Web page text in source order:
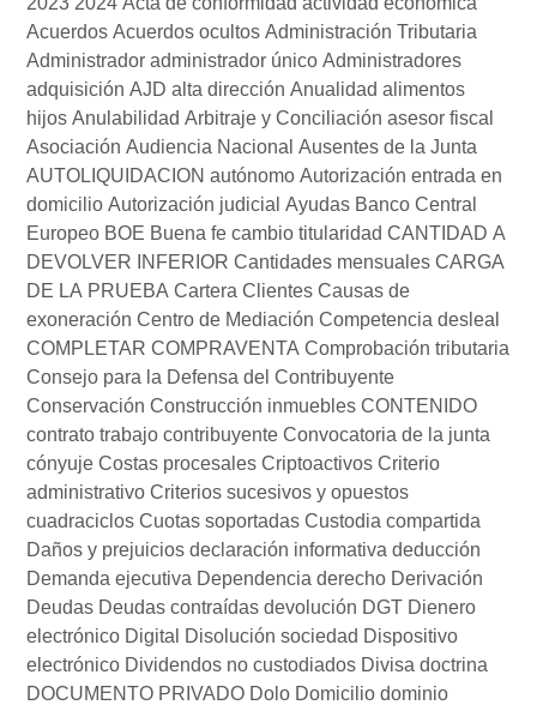
Acuerdos Acuerdos ocultos Administración Tributaria
Administrador administrador único Administradores
adquisición AJD alta dirección Anualidad alimentos
hijos Anulabilidad Arbitraje y Conciliación asesor fiscal
Asociación Audiencia Nacional Ausentes de la Junta
AUTOLIQUIDACION autónomo Autorización entrada en
domicilio Autorización judicial Ayudas Banco Central
Europeo BOE Buena fe cambio titularidad CANTIDAD A
DEVOLVER INFERIOR Cantidades mensuales CARGA
DE LA PRUEBA Cartera Clientes Causas de
exoneración Centro de Mediación Competencia desleal
COMPLETAR COMPRAVENTA Comprobación tributaria
Consejo para la Defensa del Contribuyente
Conservación Construcción inmuebles CONTENIDO
contrato trabajo contribuyente Convocatoria de la junta
cónyuje Costas procesales Criptoactivos Criterio
administrativo Criterios sucesivos y opuestos
cuadraciclos Cuotas soportadas Custodia compartida
Daños y prejuicios declaración informativa deducción
Demanda ejecutiva Dependencia derecho Derivación
Deudas Deudas contraídas devolución DGT Dienero
electrónico Digital Disolución sociedad Dispositivo
electrónico Dividendos no custodiados Divisa doctrina
DOCUMENTO PRIVADO Dolo Domicilio dominio